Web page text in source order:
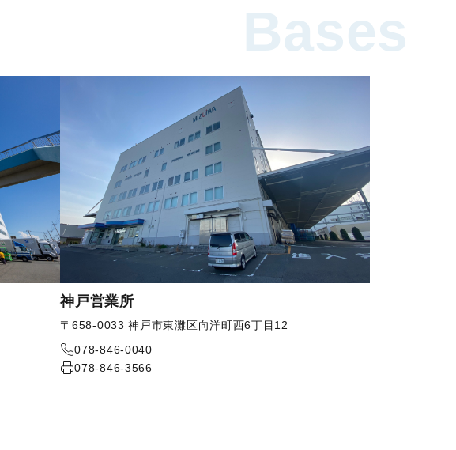
Bases
神戸営業所
〒658-0033 神戸市東灘区向洋町西6丁目12
078-846-0040
078-846-3566